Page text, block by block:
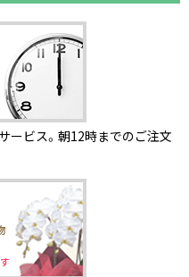
ービス。朝12時までのご注文